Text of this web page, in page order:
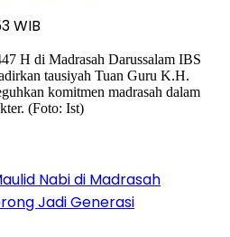
WIB
Nabi di Madrasah
Jadi Generasi